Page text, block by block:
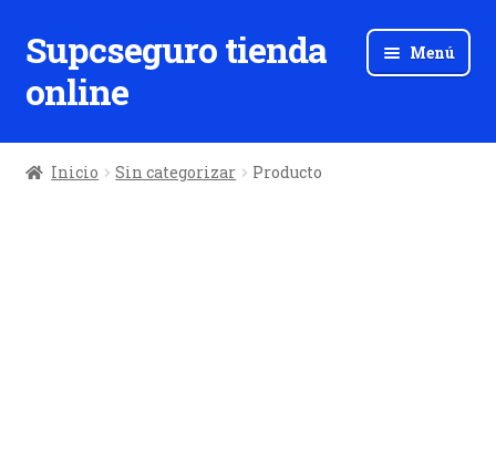
Ir
a
la
Ir
al
contenido
Supcseguro tienda
online
Menú
Inicio Sin categorizar Producto